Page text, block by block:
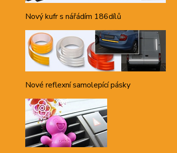
Nový kufr s nářádím 186dílů
Nové reflexní samolepící pásky